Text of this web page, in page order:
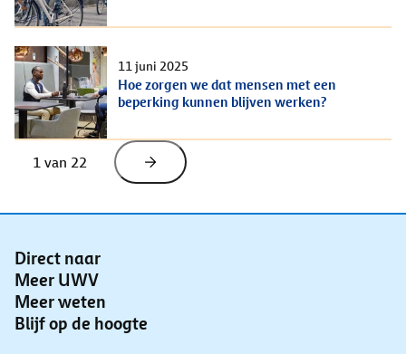
11 juni 2025
Hoe zorgen we dat mensen met een
beperking kunnen blijven werken?
1 van 22
Direct naar
Meer UWV
Meer weten
Blijf op de hoogte